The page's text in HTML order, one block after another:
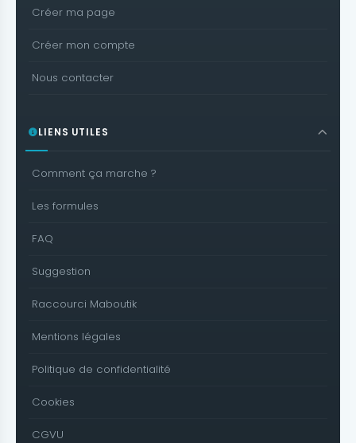
Créer ma page
Créer mon compte
Nous contacter
LIENS UTILES
Comment ça marche ?
Les formules
FAQ
Suggestion
Raccourci Maboutik
Mentions légales
Politique de confidentialité
Cookies
CGVU